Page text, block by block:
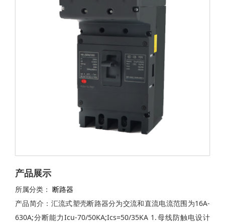
产品展示
所属分类： 断路器
产品简介：汇流式塑壳断路器分为交流和直流电流范围为16A-
630A;分断能力Icu-70/50KA;Ics=50/35KA 1.母线防触电设计